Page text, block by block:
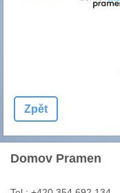
Zpět
Domov Pramen